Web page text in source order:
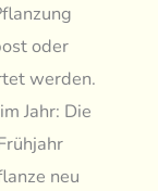
oder
werden.
Jahr: Die
neu